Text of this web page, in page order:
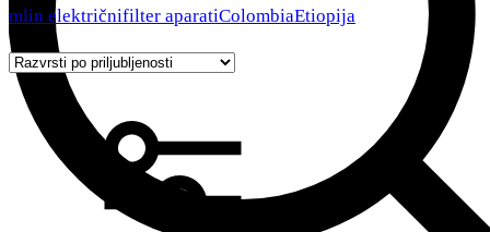
mlin električnifilter aparatiColombiaEtiopija